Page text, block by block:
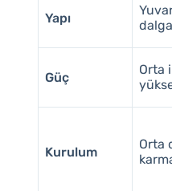
Yapı
Güç
Orta
Kurulum
Orta